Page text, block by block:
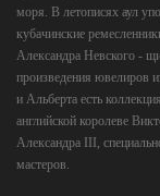
моря. В летописях аул
кубачинские
Александра Невского -
произведения ювелиров
и Альберта есть
английской королеве
Александра III,
мастеров.